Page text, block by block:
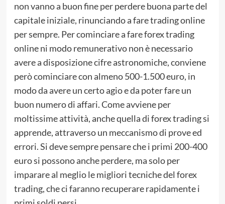
non vanno a buon fine per perdere buona parte del
capitale iniziale, rinunciando a fare trading online
per sempre. Per cominciare a fare forex trading
online ni modo remunerativo non è necessario
avere a disposizione cifre astronomiche, conviene
però cominciare con almeno 500-1.500 euro, in
modo da avere un certo agio e da poter fare un
buon numero di affari. Come avviene per
moltissime attività, anche quella di forex trading si
apprende, attraverso un meccanismo di prove ed
errori. Si deve sempre pensare che i primi 200-400
euro si possono anche perdere, ma solo per
imparare al meglio le migliori tecniche del forex
trading, che ci faranno recuperare rapidamente i